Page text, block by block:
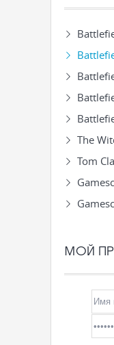
The
Tom
МОЙ